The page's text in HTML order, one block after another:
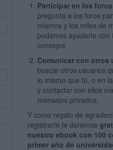
Participar en los foros
pregunta a los foros
mismos y los miles de
podamos ayudarte con
consejos
Comunicar con otros
buscar otros usuarios
lo mismo que tú, o en
y contactar con ellos
mensajes privados.
Y como regalo de
registrarte te daremos
nuestro ebook con 100
primer año de